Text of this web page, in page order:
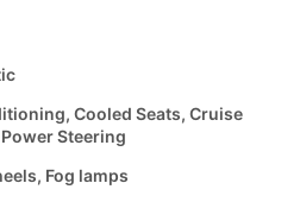
Cooled Seats, Cruise
Steering
Fog lamps